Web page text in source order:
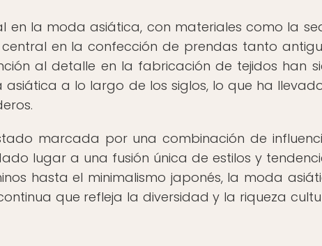
en la moda asiática, con materiales como la
en la confección de prendas tanto
al detalle en la fabricación de tejidos han
a lo largo de los siglos, lo que ha
marcada por una combinación de
lugar a una fusión única de estilos y
hasta el minimalismo japonés, la moda
que refleja la diversidad y la riqueza